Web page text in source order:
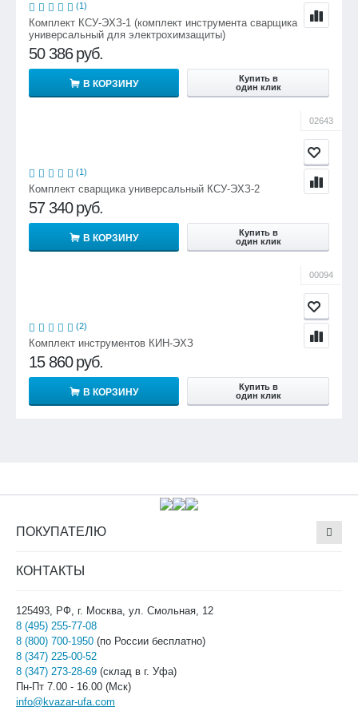
(1)
Комплект КСУ-ЭХЗ-1 (комплект инструмента сварщика
универсальный для электрохимзащиты)
50 386 руб.
В КОРЗИНУ
Купить в
один клик
02643
(1)
Комплект сварщика универсальный КСУ-ЭХЗ-2
57 340 руб.
В КОРЗИНУ
Купить в
один клик
00094
(2)
Комплект инструментов КИН-ЭХЗ
15 860 руб.
В КОРЗИНУ
Купить в
один клик
ПОКУПАТЕЛЮ
КОНТАКТЫ
125493, РФ, г. Москва, ул. Смольная, 12
8 (495) 255-77-08
8 (800) 700-1950 (по России бесплатно)
8 (347) 225-00-52
8 (347) 273-28-69 (склад в г. Уфа)
Пн-Пт 7.00 - 16.00 (Мск)
info@kvazar-ufa.com